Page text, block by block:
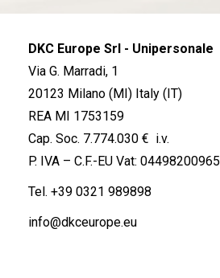
DKC Europe Srl - Unipersonale
Via G. Marradi, 1
20123 Milano (MI) Italy (IT)
REA MI 1753159
Cap. Soc. 7.774.030 € i.v.
P. IVA – C.F.-EU Vat: 04498200965
Tel. +39 0321 989898
info@dkceurope.eu